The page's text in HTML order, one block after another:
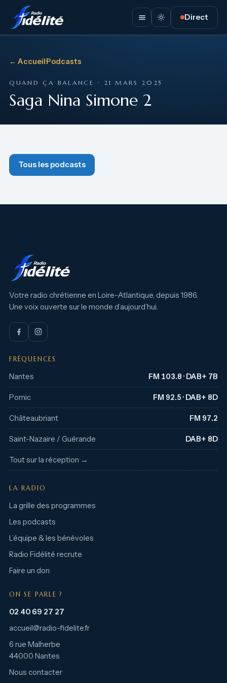
Direct
← Accueil·Podcasts
QUAND ÇA BALANCE · 21 MARS 2025
Saga Nina Simone 2
Tous les podcasts
Votre radio chrétienne en Loire-Atlantique, depuis 1986.
Une voix ouverte sur le monde d’aujourd’hui.
FRÉQUENCES
Nantes FM 103.8 · DAB+ 7B
Pornic FM 92.5 · DAB+ 8D
Châteaubriant FM 97.2
Saint-Nazaire / Guérande DAB+ 8D
Tout sur la réception →
LA RADIO
La grille des programmes
Les podcasts
L’équipe & les bénévoles
Radio Fidélité recrute
Faire un don
ON SE PARLE ?
02 40 69 27 27
accueil@radio-fidelite.fr
6 rue Malherbe
44000 Nantes
Nous contacter